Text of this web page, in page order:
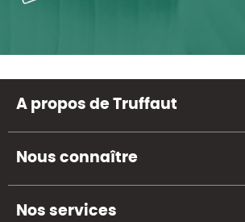
A propos de Truffaut
Nous connaître
Nos services